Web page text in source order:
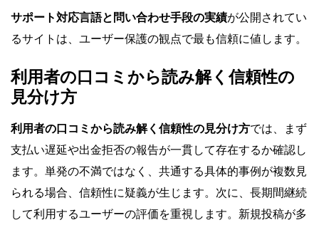
サポート対応言語と問い合わせ手段の実績が公開されてい
るサイトは、ユーザー保護の観点で最も信頼に値します。
利用者の口コミから読み解く信頼性の
見分け方
利用者の口コミから読み解く信頼性の見分け方では、まず
支払い遅延や出金拒否の報告が一貫して存在するか確認し
ます。単発の不満ではなく、共通する具体的事例が複数見
られる場合、信頼性に疑義が生じます。次に、長期間継続
して利用するユーザーの評価を重視します。新規投稿が多